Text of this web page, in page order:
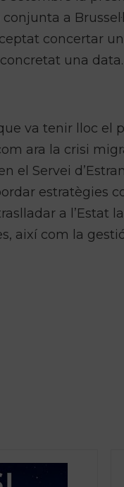
a
concertar
una data.
va tenir lloc el
ara la crisi
el Servei
estratègies
a l’Estat la
així com la